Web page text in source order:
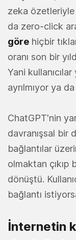
zeka özetleriyle
da zero-click
göre hiçbir
oranı son bir
Yani
ayrılmıyor ya
ChatGPT'nin
davranışsal bir
bağlantılar
olmaktan çıkıp
dönüştü.
bağlantı
İnternetin